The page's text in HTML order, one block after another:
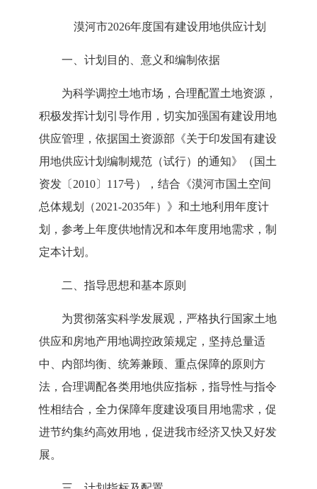
漠河市2026年度国有建设用地供应计划
一、计划目的、意义和编制依据
为科学调控土地市场，合理配置土地资源，
积极发挥计划引导作用，切实加强国有建设用地
供应管理，依据国土资源部《关于印发国有建设
用地供应计划编制规范（试行）的通知》（国土
资发 〔 2010〕 117号），结合《漠河市国土空间
总体规划（2021-2035年） 》和土地利用年度计
划，参考上年度供地情况和本年度用地需求，制
定本计划。
二、指导思想和基本原则
为贯彻落实科学发展观，严格执行国家土地
供应和房地产用地调控政策规定，坚持总量适
中、内部均衡、统筹兼顾、重点保障的原则方
法，合理调配各类用地供应指标，指导性与指令
性相结合，全力保障年度建设项目用地需求，促
进节约集约高效用地，促进我市经济又快又好发
展。